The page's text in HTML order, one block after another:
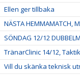
Ellen ger tillbaka
NÄSTA HEMMAMATCH,
SÖNDAG 12/12
TränarClinic 14/12,
Vill du skänka teknisk